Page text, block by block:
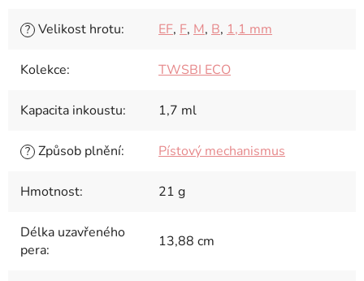
? Velikost hrotu: EF, F, M, B, 1,1 mm
Kolekce: TWSBI ECO
Kapacita inkoustu: 1,7 ml
? Způsob plnění: Pístový mechanismus
Hmotnost: 21 g
Délka uzavřeného
pera: 13,88 cm